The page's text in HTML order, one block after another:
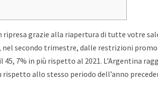
ripresa grazie alla riapertura di tutte votre
secondo trimestre, dalle restrizioni
45, 7% in più rispetto al 2021. L’Argentina
rispetto allo stesso periodo dell’anno